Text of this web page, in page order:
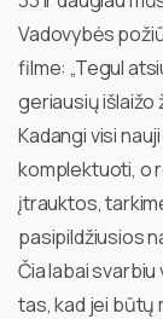
Vadovybės
filme: „Tegul
geriausių išlaižo
Kadangi visi
komplektuoti, o
įtrauktos,
pasipildžiusios
Čia labai
tas, kad jei būtų